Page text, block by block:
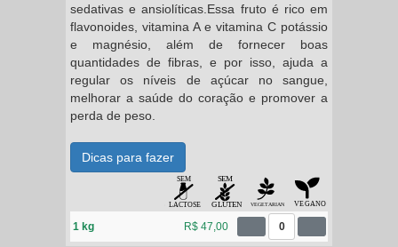
sedativas e ansiolíticas.Essa fruto é rico em
flavonoides, vitamina A e vitamina C potássio
e magnésio, além de fornecer boas
quantidades de fibras, e por isso, ajuda a
regular os níveis de açúcar no sangue,
melhorar a saúde do coração e promover a
perda de peso.
Dicas para fazer
1 kg R$ 47,00 0